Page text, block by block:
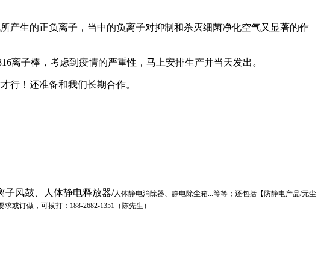
产生的正负离子，当中的负离子对抑制和杀灭细菌净化空气又显著的作
离子棒，考虑到疫情的严重性，马上安排生产并当天发出。
行！还准备和我们长期合作。
子风鼓、人体静电释放器/人体静电消除器、静电除尘箱...等等；还包括【防静电产品/无尘
或订做，可拔打：188-2682-1351（陈先生）